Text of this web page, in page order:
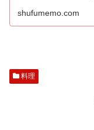
shufumemo.com
料理